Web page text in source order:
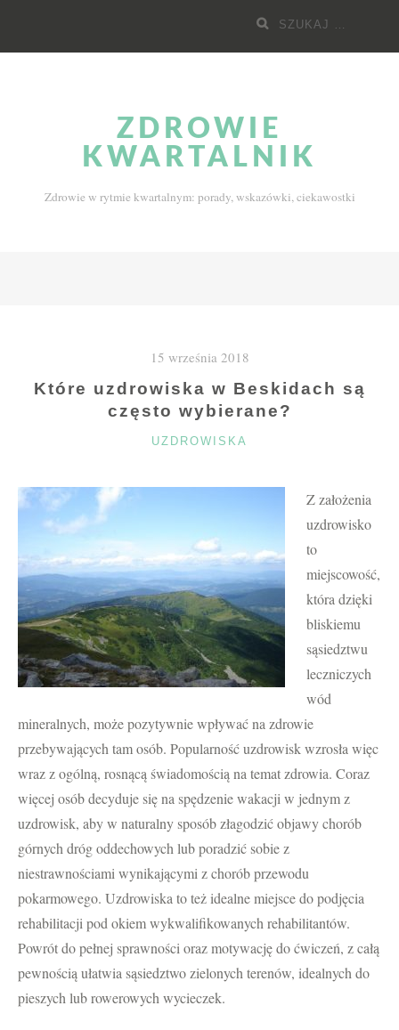
Szukaj
ZDROWIE
KWARTALNIK
Zdrowie w rytmie kwartalnym: porady, wskazówki, ciekawostki
15 września 2018
Które uzdrowiska w Beskidach są
często wybierane?
KATEGORIE
UZDROWISKA
Z założenia
uzdrowisko
to
miejscowość,
która dzięki
bliskiemu
sąsiedztwu
leczniczych
wód
mineralnych, może pozytywnie wpływać na zdrowie
przebywających tam osób. Popularność uzdrowisk wzrosła więc
wraz z ogólną, rosnącą świadomością na temat zdrowia. Coraz
więcej osób decyduje się na spędzenie wakacji w jednym z
uzdrowisk, aby w naturalny sposób złagodzić objawy chorób
górnych dróg oddechowych lub poradzić sobie z
niestrawnościami wynikającymi z chorób przewodu
pokarmowego. Uzdrowiska to też idealne miejsce do podjęcia
rehabilitacji pod okiem wykwalifikowanych rehabilitantów.
Powrót do pełnej sprawności oraz motywację do ćwiczeń, z całą
pewnością ułatwia sąsiedztwo zielonych terenów, idealnych do
pieszych lub rowerowych wycieczek.